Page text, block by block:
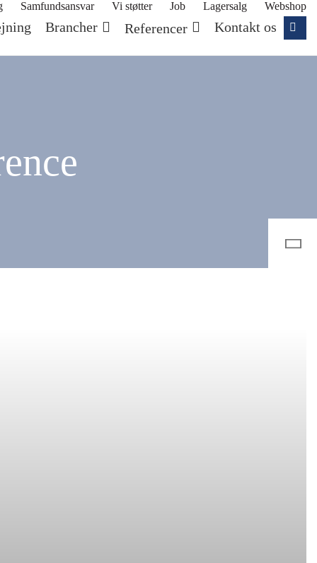
Samfundsansvar Vi støtter Job Lagersalg Webshop
Brancher Referencer Kontakt os